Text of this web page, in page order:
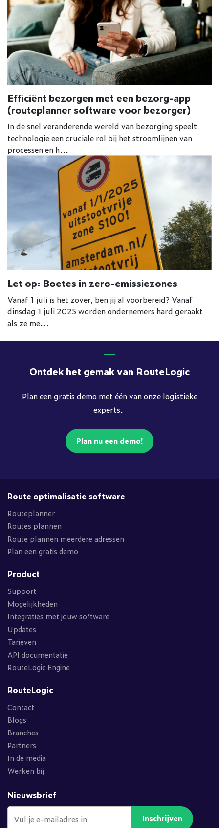
Efficiënt bezorgen met een bezorg-app
(routeplanner software voor bezorger)
In de snel veranderende wereld van bezorging speelt
technologie een cruciale rol bij het stroomlijnen van
processen en h...
Let op: Boetes in zero-emissiezones
Vanaf 1 juli is het zover, ben jij al voorbereid? Vanaf
dinsdag 1 juli 2025 worden ondernemers hard geraakt
als ze me...
Ontdek het gemak van RouteLogic
Plan een gratis demo met één van onze logistieke
experts.
Plan nu een demo!
Route optimalisatie software
Routeplanner
Routes plannen
Route plannen meerdere adressen
Plan een gratis demo
Product
Support
Mogelijkheden
Integraties met jouw software
Updates
Tarieven
API documentatie
RouteLogic Engine
RouteLogic
Contact
Blogs
Branches
Partners
In de media
Werken bij
Nieuwsbrief
Inschrijven